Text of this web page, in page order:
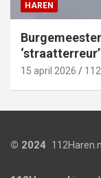
HAREN
15 april 2026
© 2024